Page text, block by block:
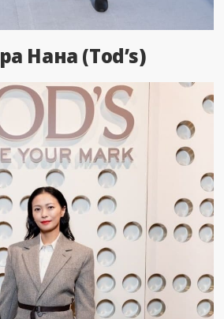
Нана (Tod’s)